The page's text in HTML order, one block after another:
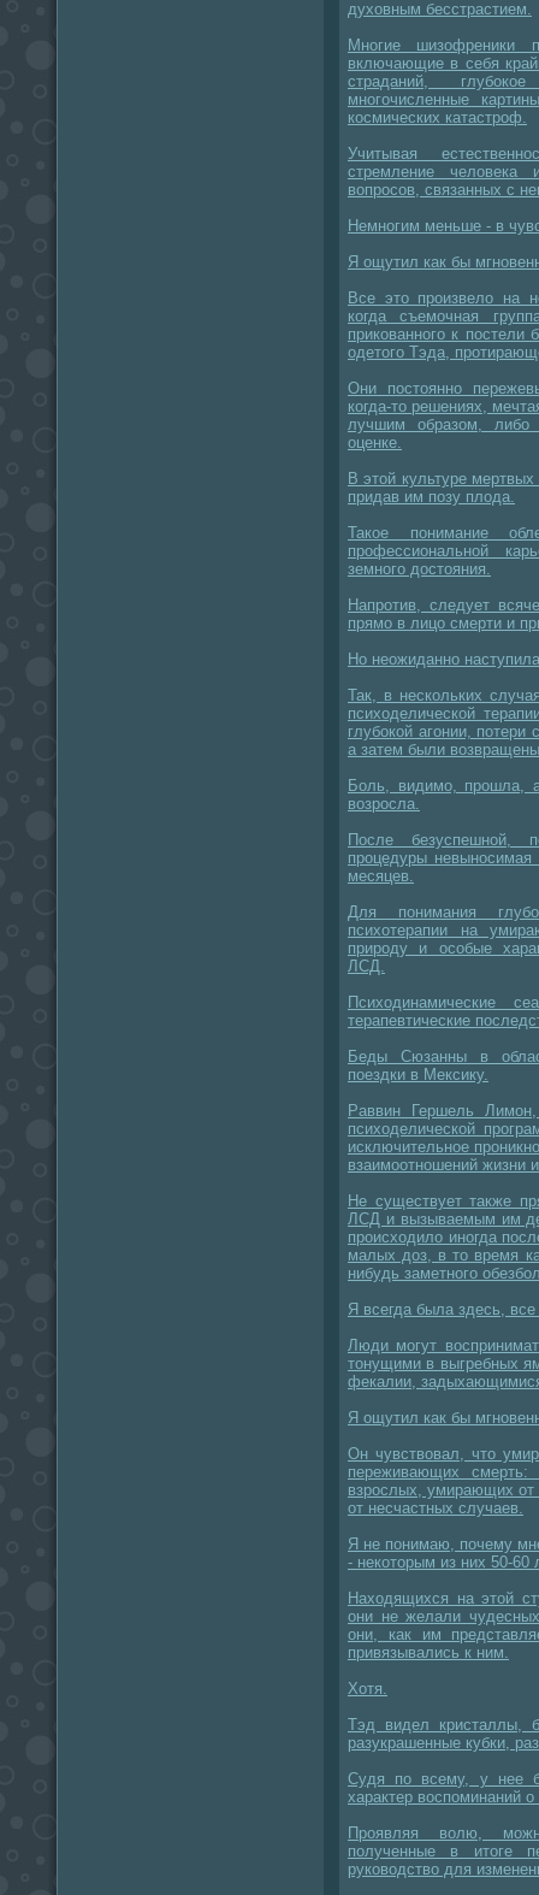
духовным бесстрастием.
Многие шизофреники
включающие в себя
страданий,
многочисленные
космических катастроф.
Учитывая
стремление человека
вопросов, связанных с
Немногим меньше - в
Я ощутил как бы
Все это произвело на
когда съемочная
прикованного к постели
одетого Тэда,
Они постоянно
когда-то решениях,
лучшим образом, либо
оценке.
В этой культуре
придав им позу плода.
Такое понимание
профессиональной
земного достояния.
Напротив, следует
прямо в лицо смерти и
Но неожиданно
Так, в нескольких
психоделической
глубокой агонии,
а затем были
Боль, видимо, прошла,
возросла.
После безуспешной,
процедуры
месяцев.
Для понимания
психотерапии на
природу и особые
ЛСД.
Психодинамические
терапевтические
Беды Сюзанны в
поездки в Мексику.
Раввин Гершель
психоделической
исключительное
взаимоотношений жизни
Не существует также
ЛСД и вызываемым им
происходило иногда
малых доз, в то время
нибудь заметного
Я всегда была здесь,
Люди могут
тонущими в выгребных
фекалии,
Я ощутил как бы
Он чувствовал, что
переживающих
взрослых, умирающих
от несчастных случаев.
Я не понимаю, почему
- некоторым из них 50-60
Находящихся на этой
они не желали
они, как им
привязывались к ним.
Хотя.
Тэд видел кристаллы,
разукрашенные кубки,
Судя по всему, у нее
характер воспоминаний
Проявляя волю,
полученные в итоге
руководство для